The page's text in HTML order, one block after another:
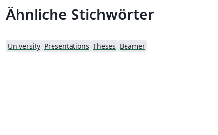
Ähnliche Stichwörter
University Presentations Theses Beamer